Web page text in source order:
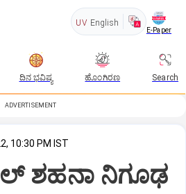
UV English
E-Paper
ದಿನ ಭವಿಷ್ಯ ಹೊಂಗಿರಣ Search
ADVERTISEMENT
10:30 PM IST
ಶಹನಾ ನಿಗೂಢ